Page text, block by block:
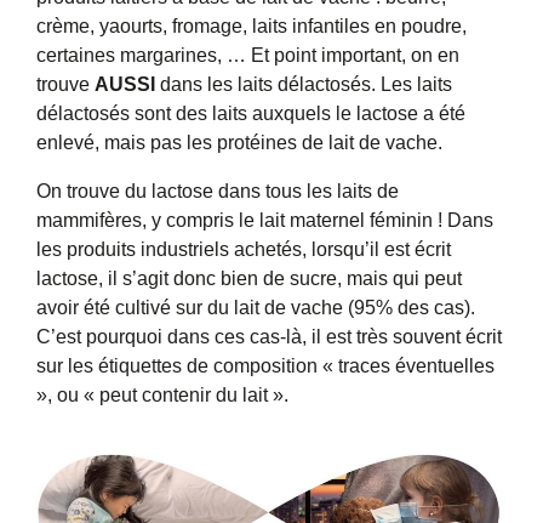
crème, yaourts, fromage, laits infantiles en poudre,
certaines margarines, … Et point important, on en
trouve AUSSI dans les laits délactosés. Les laits
délactosés sont des laits auxquels le lactose a été
enlevé, mais pas les protéines de lait de vache.
On trouve du lactose dans tous les laits de
mammifères, y compris le lait maternel féminin ! Dans
les produits industriels achetés, lorsqu’il est écrit
lactose, il s’agit donc bien de sucre, mais qui peut
avoir été cultivé sur du lait de vache (95% des cas).
C’est pourquoi dans ces cas-là, il est très souvent écrit
sur les étiquettes de composition « traces éventuelles
», ou « peut contenir du lait ».